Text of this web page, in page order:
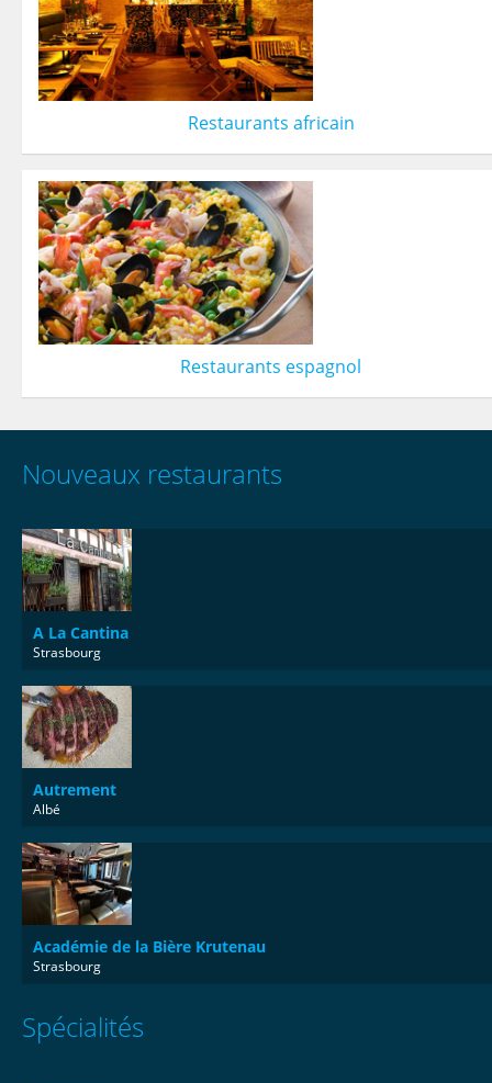
Restaurants africain
Restaurants espagnol
Nouveaux restaurants
A La Cantina
Strasbourg
Autrement
Albé
Académie de la Bière Krutenau
Strasbourg
Spécialités